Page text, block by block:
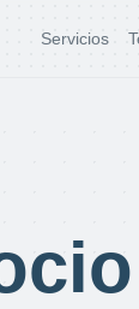
Servicios